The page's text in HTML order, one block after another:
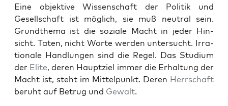
Eine objek­tive Wis­senschaft der Poli­tik und
Gesellschaft ist möglich, sie muß neu­tral sein.
Grundthe­ma ist die soziale Macht in jed­er Hin­
sicht. Tat­en, nicht Worte wer­den unter­sucht. Irra­
tionale Hand­lun­gen sind die Regel. Das Studi­um
der Elite, deren Hauptziel immer die Erhal­tung der
Macht ist, ste­ht im Mit­telpunkt. Deren Herrschaft
beruht auf Betrug und Gewalt.